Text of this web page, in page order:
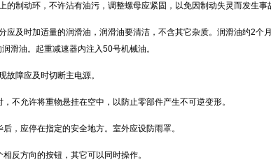
的制动环，不许沾有油污，调整螺母应紧固，以免因制动失灵而发生事
应及时加适量的润滑油，润滑油要清洁，不含其它杂质。润滑油约2个
滑油。起重减速器内注入50号机械油。
故障应及时切断主电源。
不允许将重物悬挂在空中，以防止零部件产生不可逆变形。
，应停在指定的安全地方。室外应设防雨罩。
反方向的按钮，其它可以同时操作。